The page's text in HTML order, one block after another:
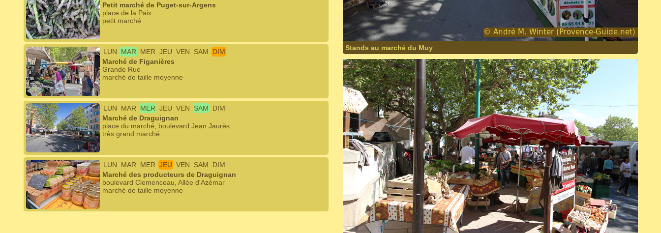
Petit marché de Puget-sur-Argens
place de la Paix
petit marché
LUN MAR MER JEU VEN SAM
DIM
Marché de Figanières
Grande Rue
marché de taille moyenne
LUN MAR MER JEU VEN SAM
DIM
Marché de Draguignan
place du marché, boulevard Jean Jaurès
très grand marché
LUN MAR MER JEU VEN SAM
DIM
Marché des producteurs de Draguignan
boulevard Clemenceau, Allée d'Azémar
marché de taille moyenne
Stands au marché du Muy